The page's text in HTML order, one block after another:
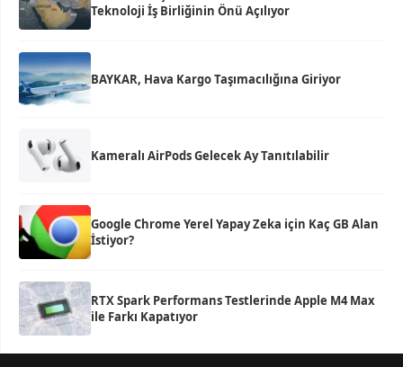
Teknoloji İş Birliğinin Önü Açılıyor
BAYKAR, Hava Kargo Taşımacılığına Giriyor
Kameralı AirPods Gelecek Ay Tanıtılabilir
Google Chrome Yerel Yapay Zeka için Kaç GB Alan
İstiyor?
RTX Spark Performans Testlerinde Apple M4 Max
ile Farkı Kapatıyor